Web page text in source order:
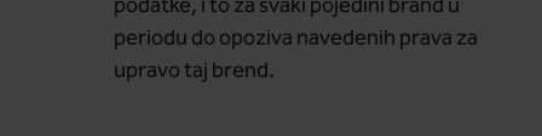
podatke, i to za svaki pojedini brand u
periodu do opoziva navedenih prava za
upravo taj brend.